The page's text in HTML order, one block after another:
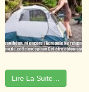
Lire La Suite…